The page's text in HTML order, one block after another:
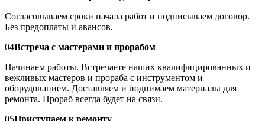
Согласовываем сроки начала работ и подписываем договор.
Без предоплаты и авансов.
04Встреча с мастерами и прорабом
Начинаем работы. Встречаете наших квалифицированных и
вежливых мастеров и прораба с инструментом и
оборудованием. Доставляем и поднимаем материалы для
ремонта. Прораб всегда будет на связи.
05Приступаем к ремонту